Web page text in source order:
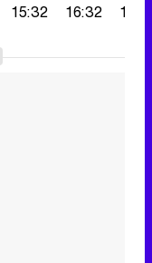
15:32 16:32